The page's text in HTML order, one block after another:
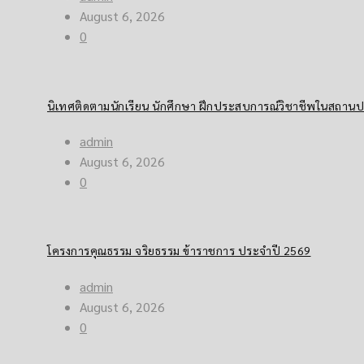
August 6, 2026
0
นิเทศติดตามนักเรียน นักศึกษา ฝึกประสบการณ์วิชาชีพในสถาน
admin
August 6, 2026
0
โครงการคุณธรรม จริยธรรม ข้าราชการ ประจำปี 2569
admin
August 6, 2026
0